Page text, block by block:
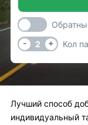
-
2 + Кол
Лучший способ
индивидуальный